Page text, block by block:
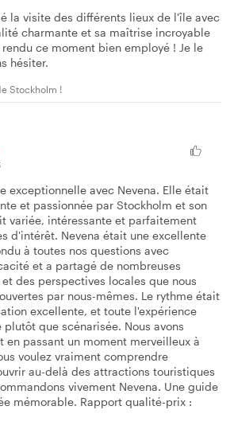
la visite des différents lieux de l'île avec
charmante et sa maîtrise incroyable
ce moment bien employé ! Je le
hésiter.
Stockholm !
exceptionnelle avec Nevena. Elle était
et passionnée par Stockholm et son
variée, intéressante et parfaitement
d'intérêt. Nevena était une excellente
à toutes nos questions avec
et a partagé de nombreuses
des perspectives locales que nous
par nous-mêmes. Le rythme était
excellente, et toute l'expérience
que scénarisée. Nous avons
en passant un moment merveilleux à
voulez vraiment comprendre
au-delà des attractions touristiques
vivement Nevena. Une guide
mémorable. Rapport qualité-prix :